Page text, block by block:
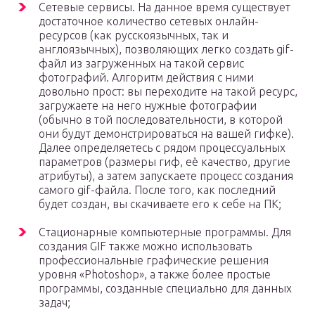
Сетевые сервисы. На данное время существует
достаточное количество сетевых онлайн-
ресурсов (как русскоязычных, так и
англоязычных), позволяющих легко создать gif-
файл из загруженных на такой сервис
фотографий. Алгоритм действия с ними
довольно прост: вы переходите на такой ресурс,
загружаете на него нужные фотографии
(обычно в той последовательности, в которой
они будут демонстрироваться на вашей гифке).
Далее определяетесь с рядом процессуальных
параметров (размеры гиф, её качество, другие
атрибуты), а затем запускаете процесс создания
самого gif-файла. После того, как последний
будет создан, вы скачиваете его к себе на ПК;
Стационарные компьютерные программы. Для
создания GIF также можно использовать
профессиональные графические решения
уровня «Photoshop», а также более простые
программы, созданные специально для данных
задач;